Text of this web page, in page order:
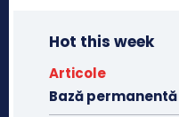
Hot this week
Articole
Bază permanentă